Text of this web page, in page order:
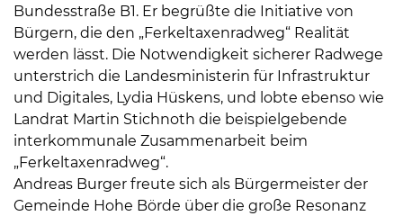
Bundesstraße B1. Er begrüßte die Initiative von
Bürgern, die den „Ferkeltaxenradweg“ Realität
werden lässt. Die Notwendigkeit sicherer Radwege
unterstrich die Landesministerin für Infrastruktur
und Digitales, Lydia Hüskens, und lobte ebenso wie
Landrat Martin Stichnoth die beispielgebende
interkommunale Zusammenarbeit beim
„Ferkeltaxenradweg“.
Andreas Burger freute sich als Bürgermeister der
Gemeinde Hohe Börde über die große Resonanz